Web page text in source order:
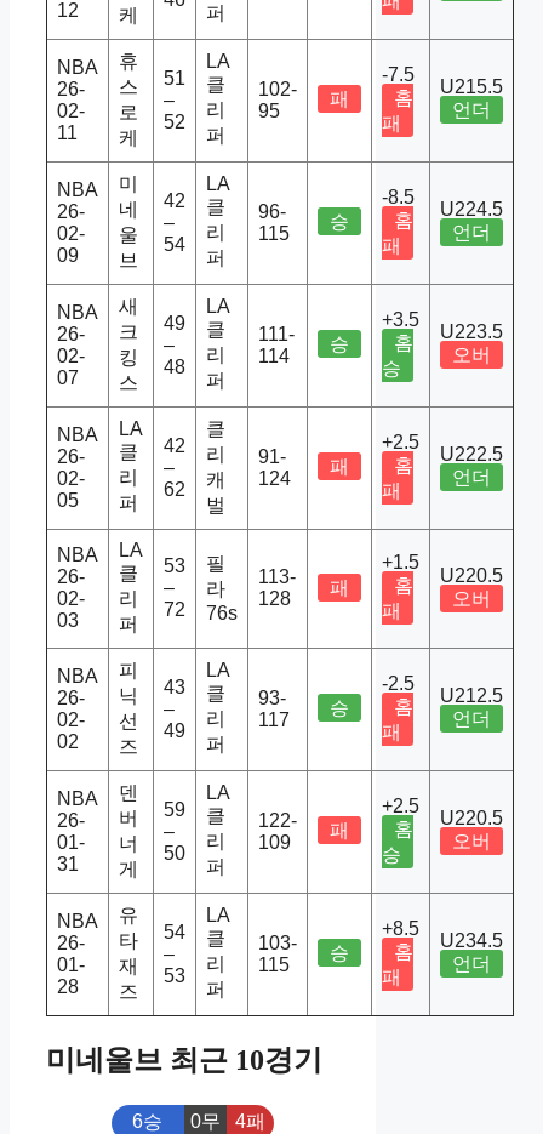
12 케 퍼
NBA
26-
02-
11
휴
스
로
케
51
–
52
LA
클
리
퍼
102-
95
패
-7.5
홈
패
U215.5
언더
NBA
26-
02-
09
미
네
울
브
42
–
54
LA
클
리
퍼
96-
115
승
-8.5
홈
패
U224.5
언더
NBA
26-
02-
07
새
크
킹
스
49
–
48
LA
클
리
퍼
111-
114
승
+3.5
홈
승
U223.5
오버
NBA
26-
02-
05
LA
클
리
퍼
42
–
62
클
리
캐
벌
91-
124
패
+2.5
홈
패
U222.5
언더
NBA
26-
02-
03
LA
클
리
퍼
53
–
72
필
라
76s
113-
128
패
+1.5
홈
패
U220.5
오버
NBA
26-
02-
02
피
닉
선
즈
43
–
49
LA
클
리
퍼
93-
117
승
-2.5
홈
패
U212.5
언더
NBA
26-
01-
31
덴
버
너
게
59
–
50
LA
클
리
퍼
122-
109
패
+2.5
홈
승
U220.5
오버
NBA
26-
01-
28
유
타
재
즈
54
–
53
LA
클
리
퍼
103-
115
승
+8.5
홈
패
U234.5
언더
미네울브 최근 10경기
6승 0무 4패